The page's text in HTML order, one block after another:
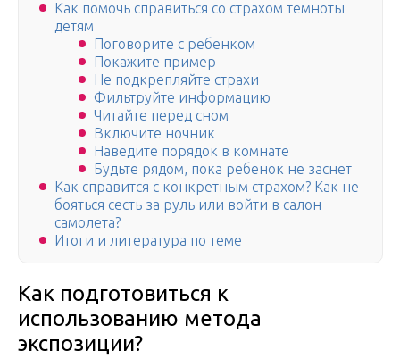
Как помочь справиться со страхом темноты
детям
Поговорите с ребенком
Покажите пример
Не подкрепляйте страхи
Фильтруйте информацию
Читайте перед сном
Включите ночник
Наведите порядок в комнате
Будьте рядом, пока ребенок не заснет
Как справится с конкретным страхом? Как не
бояться сесть за руль или войти в салон
самолета?
Итоги и литература по теме
Как подготовиться к
использованию метода
экспозиции?